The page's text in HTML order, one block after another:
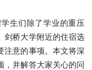
生们除了学业的重压
剑桥大学附近的住宿选
注意的事项。本文将深
，并解答大家关心的问